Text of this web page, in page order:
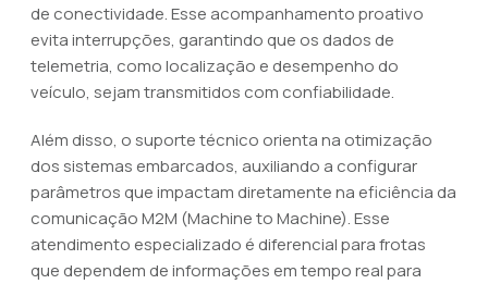
de conectividade. Esse acompanhamento proativo
evita interrupções, garantindo que os dados de
telemetria, como localização e desempenho do
veículo, sejam transmitidos com confiabilidade.
Além disso, o suporte técnico orienta na otimização
dos sistemas embarcados, auxiliando a configurar
parâmetros que impactam diretamente na eficiência da
comunicação M2M (Machine to Machine). Esse
atendimento especializado é diferencial para frotas
que dependem de informações em tempo real para